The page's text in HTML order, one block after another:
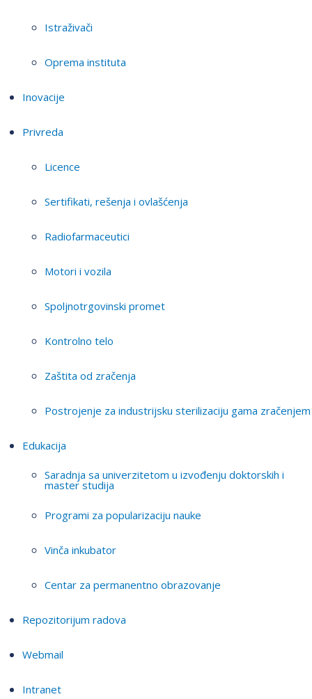
Istraživači
Oprema instituta
Inovacije
Privreda
Licence
Sertifikati, rešenja i ovlašćenja
Radiofarmaceutici
Motori i vozila
Spoljnotrgovinski promet
Kontrolno telo
Zaštita od zračenja
Postrojenje za industrijsku sterilizaciju gama zračenjem
Edukacija
Saradnja sa univerzitetom u izvođenju doktorskih i
master studija
Programi za popularizaciju nauke
Vinča inkubator
Centar za permanentno obrazovanje
Repozitorijum radova
Webmail
Intranet